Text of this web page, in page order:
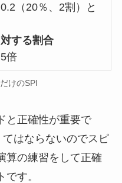
（20％、2割）と
する割合
倍
けのSPI
と正確性が重要で
はならないのでスピ
算の練習をして正確
す。